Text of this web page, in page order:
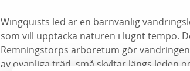
Wingquists led är en barnvänlig
som vill upptäcka naturen i lugnt tempo.
Remningstorps arboretum gör
av ovanliga träd, små skyltar längs leden